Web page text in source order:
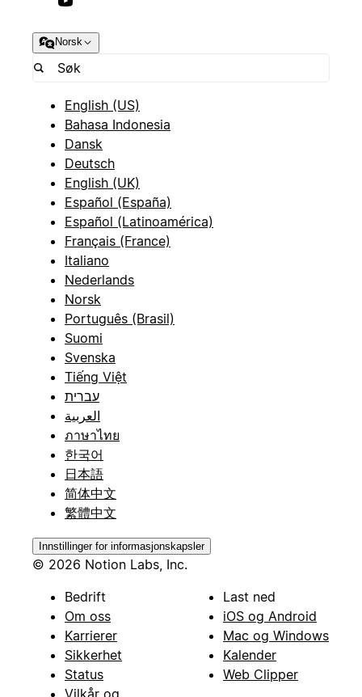
Norsk
English (US)
Bahasa Indonesia
Dansk
Deutsch
English (UK)
Español (España)
Español (Latinoamérica)
Français (France)
Italiano
Nederlands
Norsk
Português (Brasil)
Suomi
Svenska
Tiếng Việt
עברית
العربية
ภาษาไทย
한국어
日本語
简体中文
繁體中文
Innstillinger for informasjonskapsler
© 2026 Notion Labs, Inc.
Bedrift
Om oss
Karrierer
Sikkerhet
Status
Vilkår og
Last ned
iOS og Android
Mac og Windows
Kalender
Web Clipper